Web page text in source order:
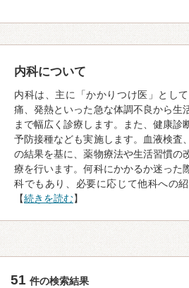
内科について
内科は、主に「かかりつけ医」とし
痛、発熱といった急な体調不良から生
まで幅広く診療します。また、健康診
予防接種なども実施します。血液検査
の結果を基に、薬物療法や生活習慣の
療を行います。何科にかかるか迷った
科でもあり、必要に応じて他科への
【続きを読む】
51 件の検索結果